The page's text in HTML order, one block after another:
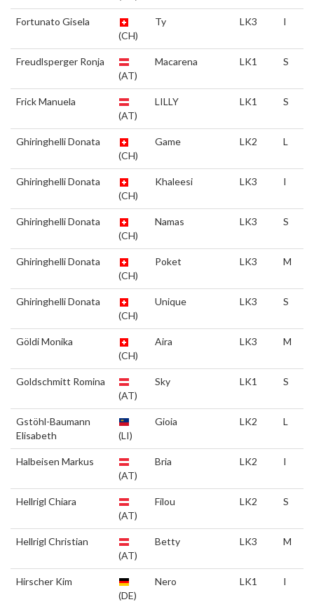
Fortunato Gisela
(CH)
Ty LK3 I
Freudlsperger Ronja
(AT)
Macarena LK1 S
Frick Manuela
(AT)
LILLY LK1 S
Ghiringhelli Donata
(CH)
Game LK2 L
Ghiringhelli Donata
(CH)
Khaleesi LK3 I
Ghiringhelli Donata
(CH)
Namas LK3 S
Ghiringhelli Donata
(CH)
Poket LK3 M
Ghiringhelli Donata
(CH)
Unique LK3 S
Göldi Monika
(CH)
Aira LK3 M
Goldschmitt Romina
(AT)
Sky LK1 S
Gstöhl-Baumann
Elisabeth
(LI)
Gioia LK2 L
Halbeisen Markus
(AT)
Bria LK2 I
Hellrigl Chiara
(AT)
Filou LK2 S
Hellrigl Christian
(AT)
Betty LK3 M
Hirscher Kim
(DE)
Nero LK1 I